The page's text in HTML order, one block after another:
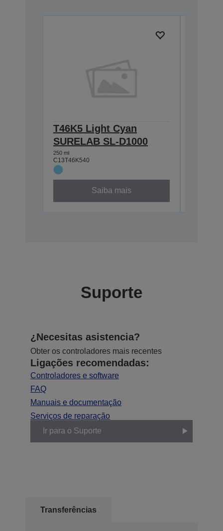
T46K5 Light Cyan
SURELAB SL-D1000
250 ml
C13T46K540
Saiba mais
Suporte
¿Necesitas asistencia?
Obter os controladores mais recentes
Ligações recomendadas:
Controladores e software
FAQ
Manuais e documentação
Serviços de reparação
Ir para o Suporte
Transferências